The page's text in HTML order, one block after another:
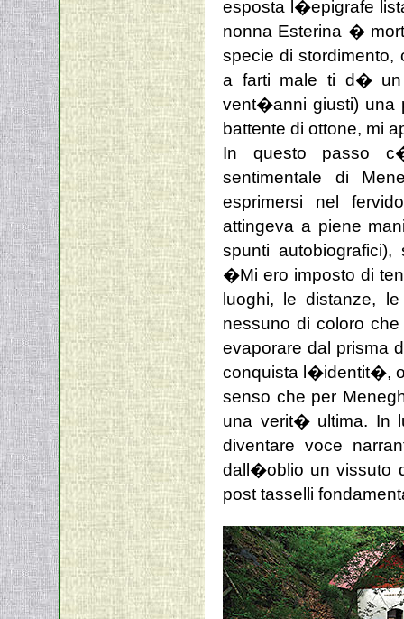
esposta l�epigrafe
nonna Esterina �
specie di stordimento,
a farti male ti d� un
vent�anni giusti) una
battente di ottone, mi
In questo passo
sentimentale di
esprimersi nel
attingeva a piene
spunti
�Mi ero imposto di
luoghi, le distanze,
nessuno di coloro
evaporare dal prisma
conquista l�identit�,
senso che per
una verit� ultima. In
diventare voce
dall�oblio un vissuto
post tasselli